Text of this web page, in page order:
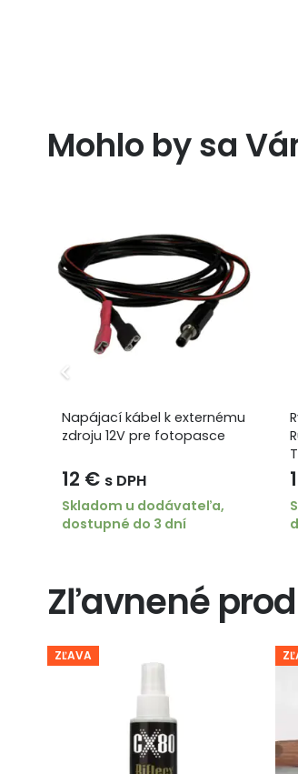
Mohlo by sa
Napájací kábel k externému
zdroju 12V pre fotopasce
12 € s DPH
Skladom u dodávateľa,
dostupné do 3 dní
Zľavnené
ZĽAVA